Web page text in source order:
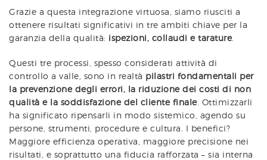
Grazie a questa integrazione virtuosa, siamo riusciti a
ottenere risultati significativi in tre ambiti chiave per la
garanzia della qualità: ispezioni, collaudi e tarature.
Questi tre processi, spesso considerati attività di
controllo a valle, sono in realtà pilastri fondamentali per
la prevenzione degli errori, la riduzione dei costi di non
qualità e la soddisfazione del cliente finale. Ottimizzarli
ha significato ripensarli in modo sistemico, agendo su
persone, strumenti, procedure e cultura. I benefici?
Maggiore efficienza operativa, maggiore precisione nei
risultati, e soprattutto una fiducia rafforzata – sia interna